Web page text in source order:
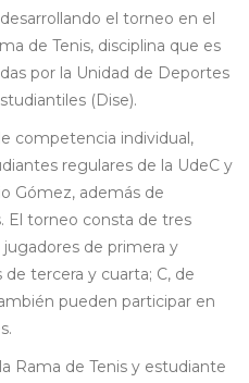
el torneo en el
de Tenis, disciplina que es
por la Unidad de Deportes
(Dise).
competencia individual,
regulares de la UdeC y
Gómez, además de
El torneo consta de tres
jugadores de primera y
tercera y cuarta; C, de
pueden participar en
Rama de Tenis y estudiante